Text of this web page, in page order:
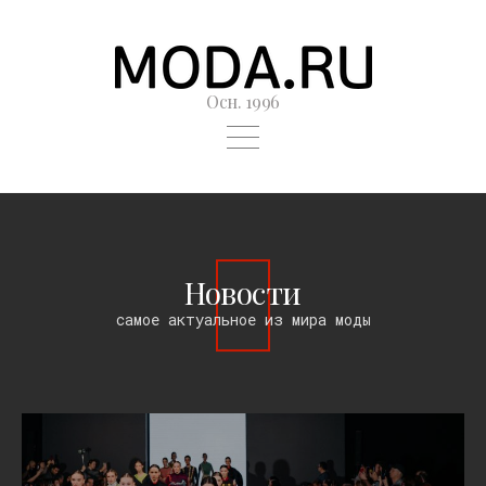
Осн. 1996
Новости
самое актуальное из мира моды